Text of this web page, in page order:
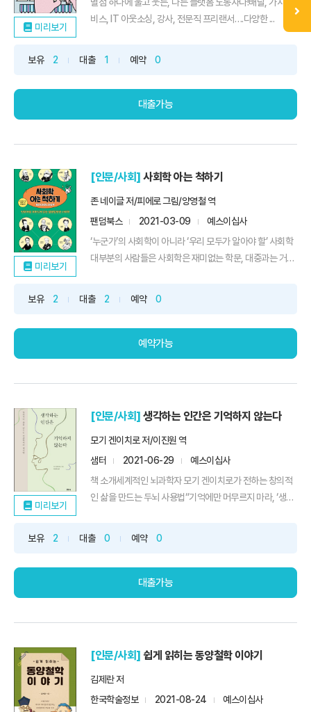
미리보기
비스, IT 아웃소싱, 강사, 전문직 프리랜서….다양한 ...
보유 2 대출 1 예약 0
대출가능
미리보기
[인문/사회] 사회학 아는 척하기
존 네이글 저/피에로 그림/양영철 역
팬덤북스
2021-03-09
예스이십사
‘누군가’의 사회학이 아니라 ‘우리 모두가 알아야 할’ 사회학
대부분의 사람들은 사회학은 재미없는 학문, 대중과는 거
보유 2 대출 2 예약 0
예약가능
미리보기
[인문/사회] 생각하는 인간은 기억하지 않는다
모기 겐이치로 저/이진원 역
샘터
2021-06-29
예스이십사
책 소개세계적인 뇌과학자 모기 겐이치로가 전하는 창의적
인 삶을 만드는 두뇌 사용법“기억에만 머무르지 마라, ‘생각
보유 2 대출 0 예약 0
대출가능
[인문/사회] 쉽게 읽히는 동양철학 이야기
김제란 저
한국학술정보
2021-08-24
예스이십사